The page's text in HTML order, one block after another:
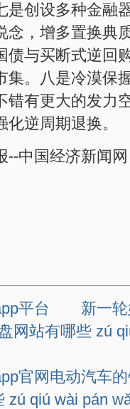
是创设多种金融
念，增多置换典
债与买断式逆回
集。八是冷漠保
错有更大的发力
逆周期退换。
国经济新闻网
平台 新一轮
网站有哪些 zú
官网电动汽车
zú qiú wài pán